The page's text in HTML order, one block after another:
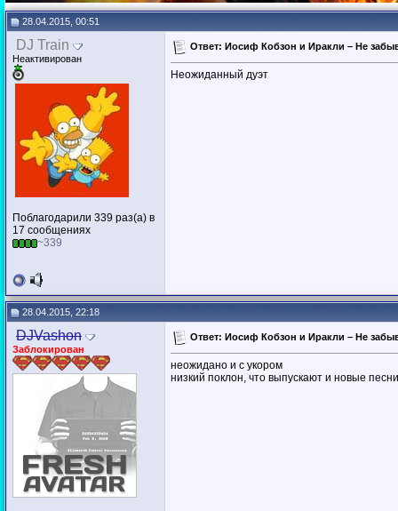
28.04.2015, 00:51
DJ Train
Неактивирован
Поблагодарили 339 раз(а) в
17 сообщениях
~339
Ответ: Иосиф Кобзон и Иракли – Не
Неожиданный дуэт
28.04.2015, 22:18
DJVashon
Заблокирован
Ответ: Иосиф Кобзон и Иракли – Не
неожидано и с укором
низкий поклон, что выпускают и новые